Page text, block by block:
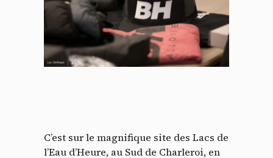
C’est sur le magnifique site des Lacs de
l’Eau d’Heure, au Sud de Charleroi, en